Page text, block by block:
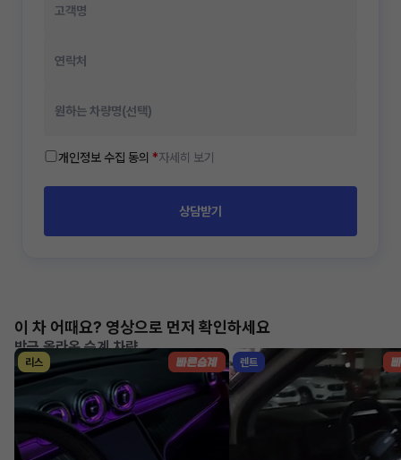
개인정보 수집 동의 *자세히 보기
상담받기
이 차 어때요? 영상으로 먼저 확인하세요
방금 올라온 승계 차량
리스 렌트